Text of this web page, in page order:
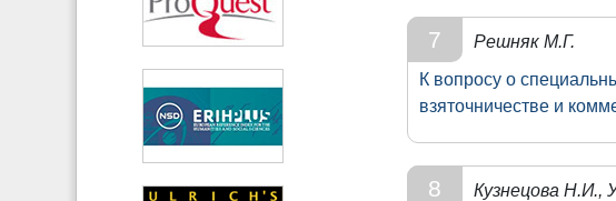
7
Решняк М.Г.
К вопросу о
взяточничестве и
8
Кузнецова Н.И.,